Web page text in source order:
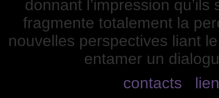
donnant l’impression
fragmente totalement la
nouvelles perspectives liant
entamer un
contacts